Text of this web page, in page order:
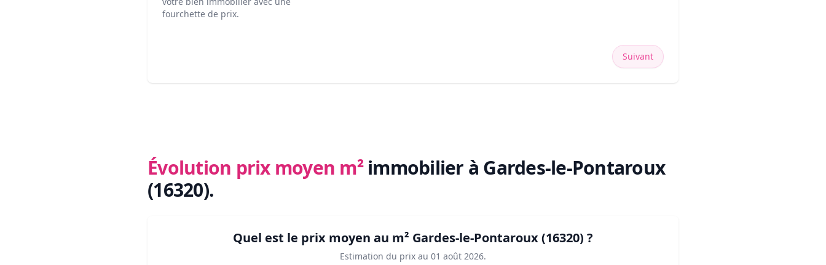
fourchette de prix.
Suivant
Évolution prix moyen m² immobilier à Gardes-le-Pontaroux
(16320).
Quel est le prix moyen au m² Gardes-le-Pontaroux (16320) ?
Estimation du prix au 01 août 2026.